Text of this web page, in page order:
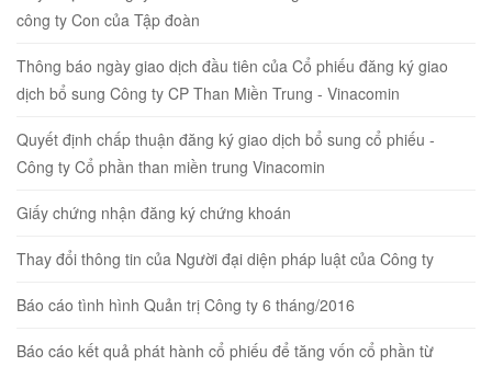
công ty Con của Tập đoàn
Thông báo ngày giao dịch đầu tiên của Cổ phiếu đăng ký giao
dịch bổ sung Công ty CP Than Miền Trung - Vinacomin
Quyết định chấp thuận đăng ký giao dịch bổ sung cổ phiếu -
Công ty Cổ phần than miền trung Vinacomin
Giấy chứng nhận đăng ký chứng khoán
Thay đổi thông tin của Người đại diện pháp luật của Công ty
Báo cáo tình hình Quản trị Công ty 6 tháng/2016
Báo cáo kết quả phát hành cổ phiếu để tăng vốn cổ phần từ